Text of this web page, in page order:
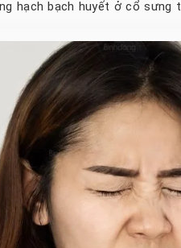
hạch bạch huyết ở cổ sưng